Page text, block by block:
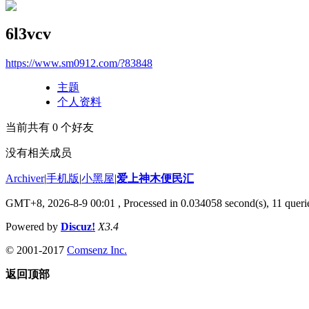
6l3vcv
https://www.sm0912.com/?83848
主题
个人资料
当前共有 0 个好友
没有相关成员
Archiver|手机版|小黑屋|爱上神木便民汇
GMT+8, 2026-8-9 00:01 , Processed in 0.034058 second(s), 11
Powered by Discuz! X3.4
© 2001-2017 Comsenz Inc.
返回顶部